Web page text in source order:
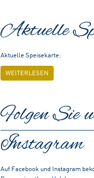
Aktuelle
Aktuelle Speisekarte:
WEITERLESEN
Folgen Sie
Instagram
Auf Facebook und Instagram